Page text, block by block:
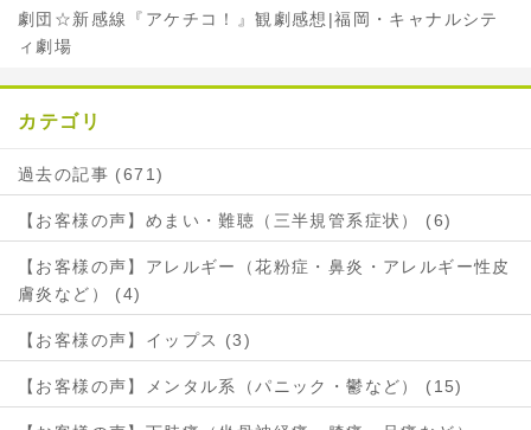
劇団☆新感線『アケチコ！』観劇感想|福岡・キャナルシテ
ィ劇場
カテゴリ
過去の記事 (671)
【お客様の声】めまい・難聴（三半規管系症状） (6)
【お客様の声】アレルギー（花粉症・鼻炎・アレルギー性皮
膚炎など） (4)
【お客様の声】イップス (3)
【お客様の声】メンタル系（パニック・鬱など） (15)